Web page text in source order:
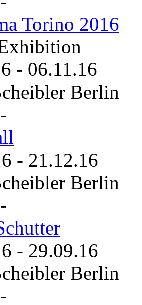
Torino 2016
- 06.11.16
Berlin
- 21.12.16
Berlin
- 29.09.16
Berlin